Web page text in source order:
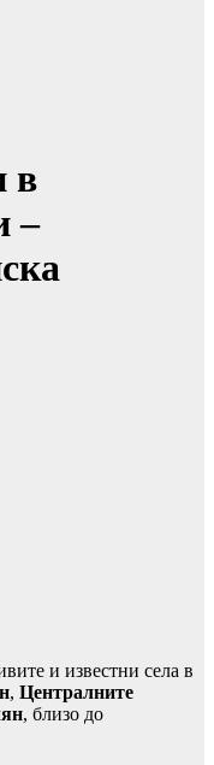
в
–
и известни села в
, Централните
, близо до